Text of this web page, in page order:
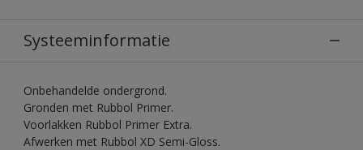
Systeeminformatie
Onbehandelde ondergrond.
Gronden met Rubbol Primer.
Voorlakken Rubbol Primer Extra.
Afwerken met Rubbol XD Semi-Gloss.